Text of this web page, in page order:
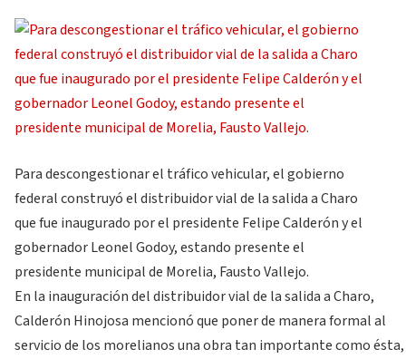
Para descongestionar el tráfico vehicular, el gobierno
federal construyó el distribuidor vial de la salida a Charo
que fue inaugurado por el presidente Felipe Calderón y el
gobernador Leonel Godoy, estando presente el
presidente municipal de Morelia, Fausto Vallejo.
En la inauguración del distribuidor vial de la salida a Charo,
Calderón Hinojosa mencionó que poner de manera formal al
servicio de los morelianos una obra tan importante como ésta,